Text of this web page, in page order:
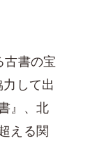
古書の宝
して出
』、北
える関